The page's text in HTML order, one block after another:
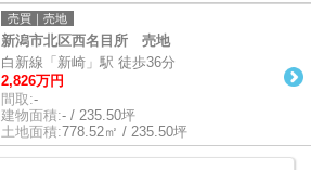
売買｜売地
新潟市北区西名目所 売地
白新線「新崎」駅 徒歩36分
2,826万円
間取:-
建物面積:- / 235.50坪
土地面積:778.52㎡ / 235.50坪